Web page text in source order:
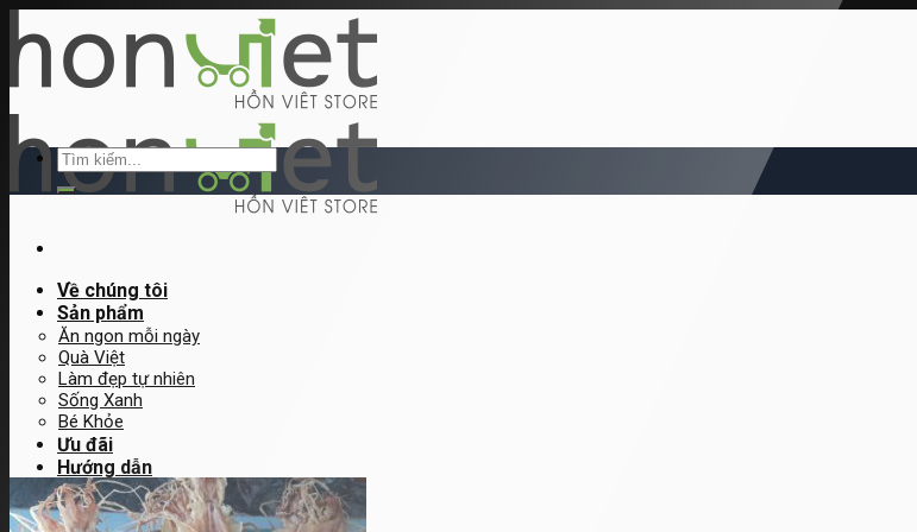
to
content
Về chúng tôi
Sản phẩm
Ăn ngon mỗi ngày
Quà Việt
Làm đẹp tự nhiên
Sống Xanh
Bé Khỏe
Ưu đãi
Hướng dẫn
Hướng dẫn đặt hàng
Đăng ký bán hàng
Tìm
kiếm: